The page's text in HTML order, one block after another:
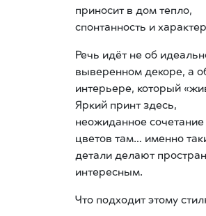
приносит в дом тепло,
спонтанность и
Речь идёт не об
выверенном декоре, а
интерьере, который
Яркий принт здесь,
неожиданное сочетание
цветов там… именно
детали делают
интересным.
Что подходит этому